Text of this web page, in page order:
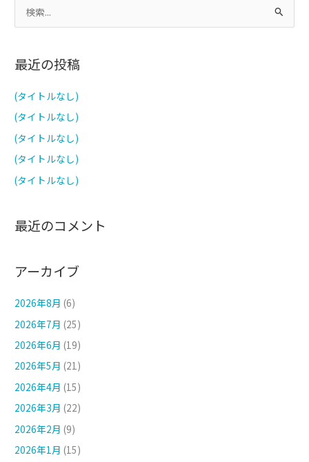
索
象
最近の投稿
(タイトルなし)
(タイトルなし)
(タイトルなし)
(タイトルなし)
(タイトルなし)
最近のコメント
アーカイブ
2026年8月 (6)
2026年7月 (25)
2026年6月 (19)
2026年5月 (21)
2026年4月 (15)
2026年3月 (22)
2026年2月 (9)
2026年1月 (15)